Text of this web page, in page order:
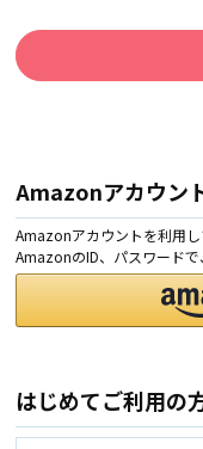
Amazonアカウン
Amazonアカウントを利用し
AmazonのID、パスワードで
はじめてご利用の